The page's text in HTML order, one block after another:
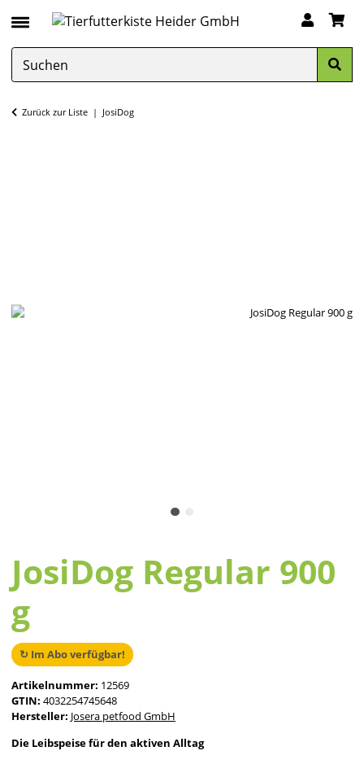
Zurück zur Liste JosiDog
JosiDog Regular 900
g
↻ Im Abo verfügbar!
Artikelnummer: 12569
GTIN: 4032254745648
Hersteller: Josera petfood GmbH
Die Leibspeise für den aktiven Alltag